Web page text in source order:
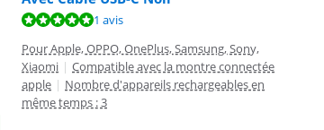
1 avis
Pour Apple, OPPO, OnePlus, Samsung, Sony,
Xiaomi | Compatible avec la montre connectée
apple | Nombre d'appareils rechargeables en
même temps : 3